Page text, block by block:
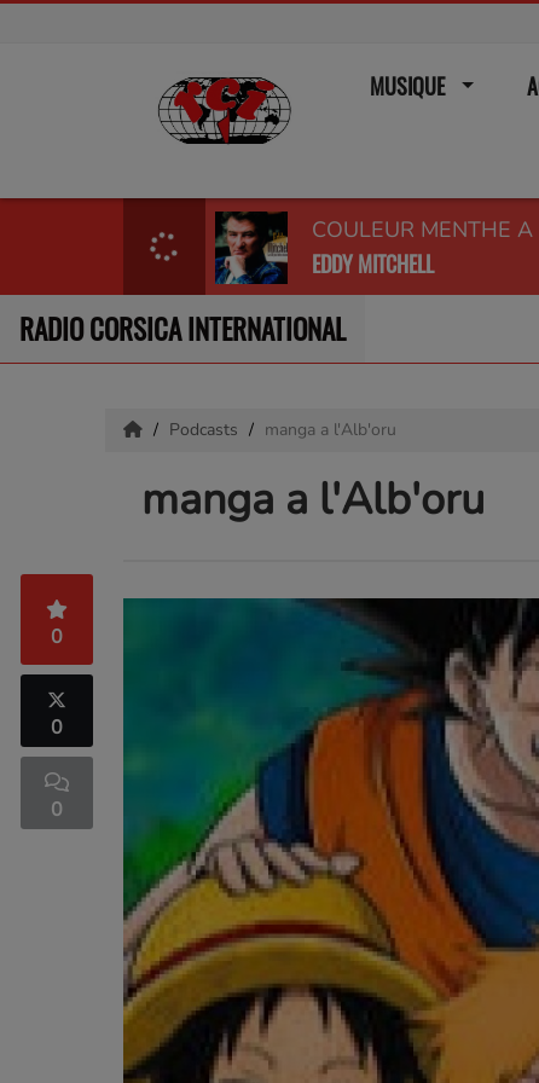
MUSIQUE
COULEUR MENTHE
EDDY MITCHELL
RADIO CORSICA INTERNATIONAL
Podcasts manga a l'Alb'oru
manga a l'Alb'oru
0
0
0